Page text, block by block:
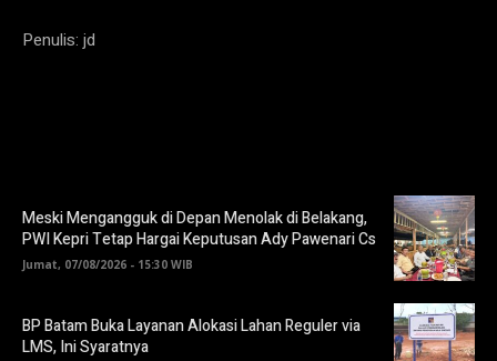
Penulis: jd
Meski Mengangguk di Depan Menolak di Belakang,
PWI Kepri Tetap Hargai Keputusan Ady Pawenari Cs
Jumat, 07/08/2026 - 15:30 WIB
BP Batam Buka Layanan Alokasi Lahan Reguler via
LMS, Ini Syaratnya